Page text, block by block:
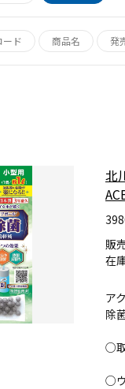
ード 商品名 発
北
販
在
ア
除
○
○